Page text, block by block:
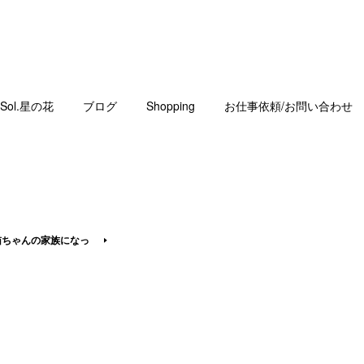
星の花 ブログ Shopping お仕事依頼/お問い合わせ
ゃんの家族になっ